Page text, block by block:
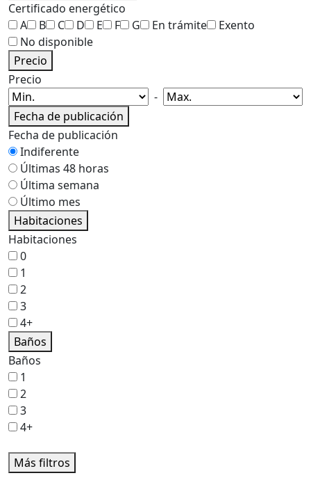
Certificado energético
A
B C D E F G En trámite
Exento
No disponible
Precio
Precio
-
Fecha de publicación
Fecha de publicación
Indiferente
Últimas 48 horas
Última semana
Último mes
Habitaciones
Habitaciones
0
1
2
3
4+
Baños
Baños
1
2
3
4+
Más filtros